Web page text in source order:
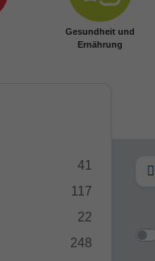
Gesundheit und
Ernährung
41
117
22
248